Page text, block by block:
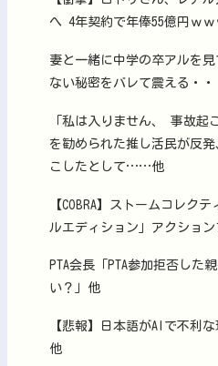
へ 4年契約で年俸55億円ｗ
妻と一緒に中学の卒アルを
ない秘密をバレて震える・・
「私は入りません、 事故起
を勧められた推し活民が反
こしたとして……他
【COBRA】ストームコレク
ルエディション」アクショ
PTA会長「PTA参加拒否した
い？」他
【悲報】日本語がAIで不利
他